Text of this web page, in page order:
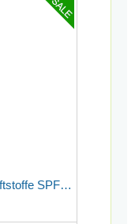
Avene Sonnencreme ohne Duftstoffe SPF 50